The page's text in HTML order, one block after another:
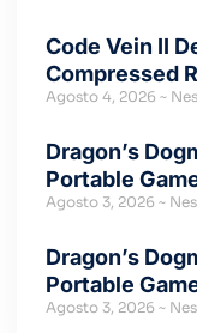
Code Vein II
Compressed
Agosto 4, 2026
Dragon’s
Portable
Agosto 3, 2026
Dragon’s
Portable
Agosto 3, 2026